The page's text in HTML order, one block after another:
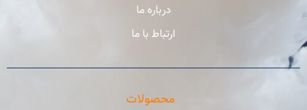
درباره ما
ارتباط با ما
محصولات